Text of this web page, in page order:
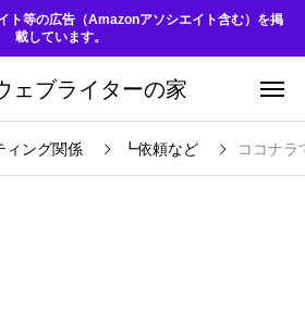
ト等の広告（Amazonアソシエイト含む）を掲
載しています。
ェブライターの家
ィング関係 ┗依頼など ココナラ